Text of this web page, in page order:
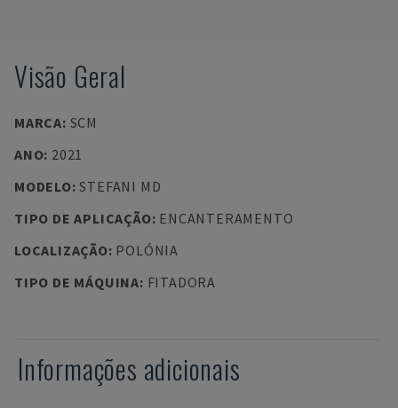
Visão Geral
MARCA: SCM
ANO: 2021
MODELO:STEFANI MD
TIPO DE APLICAÇÃO: ENCANTERAMENTO
LOCALIZAÇÃO: POLÓNIA
TIPO DE MÁQUINA: FITADORA
Informações adicionais